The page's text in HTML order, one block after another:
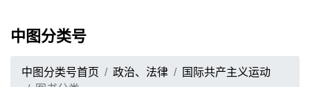
中图分类号
中图分类号首页 政治、法律
国际共产主义运动